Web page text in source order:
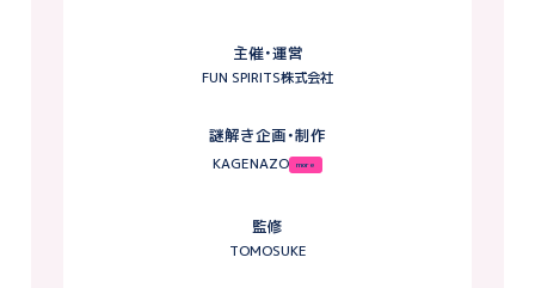
交通ルールやマナーを守り安全にお楽しみください。
応いたしかねます。ご不明点がある場合は、本サイトに記載の
お問い合わせ先よりご連絡ください。
主催・運営
FUN SPIRITS株式会社
謎解き企画・制作
KAGENAZO
監修
TOMOSUKE